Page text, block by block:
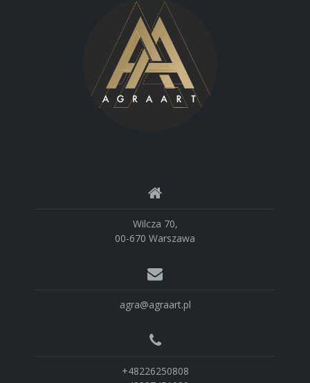
Wilcza 70,
00-670 Warszawa
agra@agraart.pl
+48226250808